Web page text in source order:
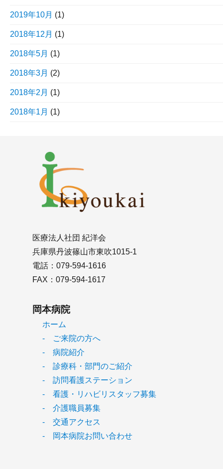
2019年10月 (1)
2018年12月 (1)
2018年5月 (1)
2018年3月 (2)
2018年2月 (1)
2018年1月 (1)
医療法人社団 紀洋会
兵庫県丹波篠山市東吹1015-1
電話：079-594-1616
FAX：079-594-1617
岡本病院
ホーム
- ご来院の方へ
- 病院紹介
- 診療科・部門のご紹介
- 訪問看護ステーション
- 看護・リハビリスタッフ募集
- 介護職員募集
- 交通アクセス
- 岡本病院お問い合わせ